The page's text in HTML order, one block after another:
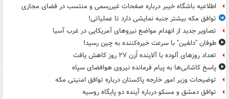
اطلاعیه باشگاه خیبر درباره صفحات غیررسمی و منتسب در فضای مجازی
توافق مکه بیشتر جنبه نمایشی دارد تا عملیاتی!
تصاویر جدید از انهدام مواضع نیروهای آمریکایی در غرب آسیا
طوفان "دلفین" با سرعت خیره‌کننده به چین رسید!
تعداد روزهای آلوده با آلاینده اُزن ۲۷ روز کاهش یافت
پاسخ کاشانی‌ها به پیام فرمانده نیروی هوافضای سپاه
توضیحات وزیر امور خارجه پاکستان درباره توافق امنیتی مکه
توافق دمشق و مسکو درباره آینده دو پایگاه روسیه